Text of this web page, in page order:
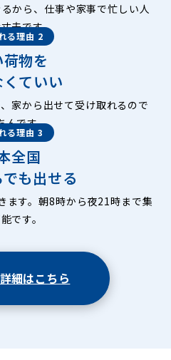
から、仕事や家事で忙しい人
夫です。
る理由 2
物を
ていい
家から出せて受け取れるので
んです。
る理由 3
全国
も出せる
ます。朝8時から夜21時まで集
です。
細はこちら